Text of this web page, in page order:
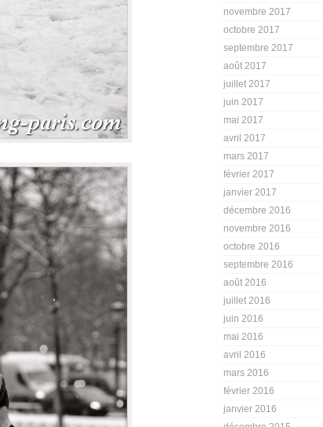
novembre 2017
octobre 2017
septembre 2017
août 2017
juillet 2017
juin 2017
mai 2017
avril 2017
mars 2017
février 2017
janvier 2017
décembre 2016
novembre 2016
octobre 2016
septembre 2016
août 2016
juillet 2016
juin 2016
mai 2016
avril 2016
mars 2016
février 2016
janvier 2016